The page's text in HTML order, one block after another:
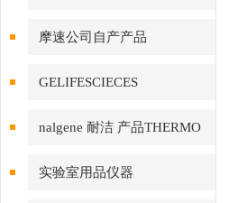
摩速公司自产产品
GELIFESCIECES
nalgene 耐洁 产品THERMO
赛默飞
实验室用品仪器